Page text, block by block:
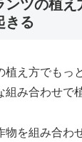
ンツの植
きる
植え方でもっ
み合わせで
物を組み合わ